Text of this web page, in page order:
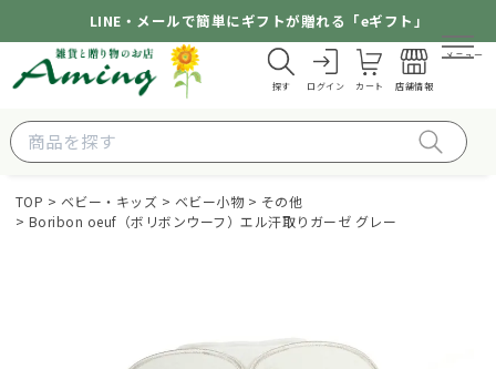
LINE・メールで簡単にギフトが贈れる「eギフト」
探す ログイン カート 店舗情報
メニュー
TOP ベビー・キッズ ベビー小物
その他
Boribon oeuf（ボリボンウーフ）エル汗取りガーゼ グレー